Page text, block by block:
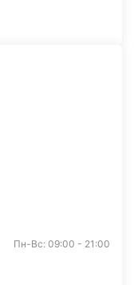
Пн-Вс: 09:00 - 21:00